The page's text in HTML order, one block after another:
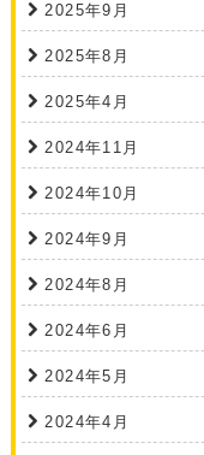
2025年9月
2025年8月
2025年4月
2024年11月
2024年10月
2024年9月
2024年8月
2024年6月
2024年5月
2024年4月